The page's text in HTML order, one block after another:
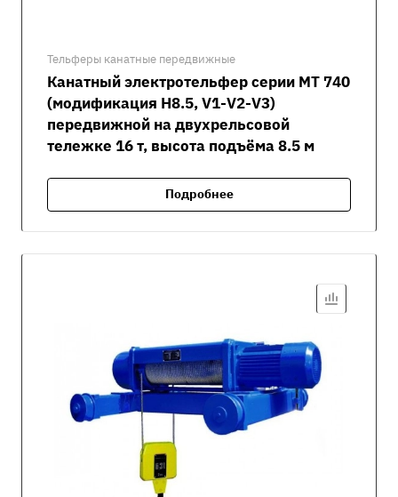
Тельферы канатные передвижные
Канатный электротельфер серии MT 740
(модификация H8.5, V1-V2-V3)
передвижной на двухрельсовой
тележке 16 т, высота подъёма 8.5 м
Подробнее